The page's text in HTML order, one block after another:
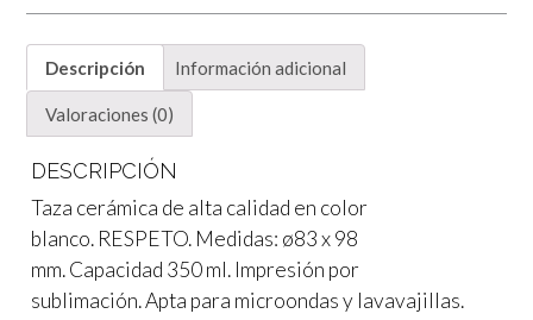
Descripción Información adicional
Valoraciones (0)
DESCRIPCIÓN
Taza cerámica de alta calidad en color
blanco. RESPETO. Medidas: ø83 x 98
mm. Capacidad 350 ml. Impresión por
sublimación. Apta para microondas y lavavajillas.